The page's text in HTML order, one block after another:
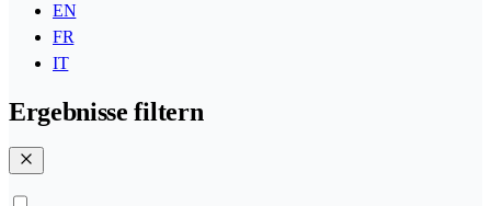
EN
FR
IT
Ergebnisse filtern